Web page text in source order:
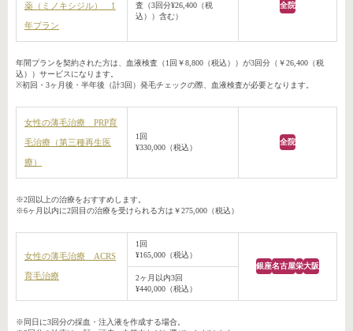
薬（ミノキシジル） 1
年プラン
査（3回分¥26,400（税
込））含む）
全院
年間プランを契約された方は、血液検査（1回￥8,800（税込））が3回分（￥26,400（税
込））サービスになります。
※初回・3ヶ月後・半年後（計3回）発毛チェックの際、血液検査が必要となります。
女性の薄毛治療 PRP育
毛治療（第三種再生医
療）
1回
¥330,000（税込）
全院
※2回以上の治療をおすすめします。
※6ヶ月以内に2回目の治療を受けられる方は￥275,000（税込）
女性の薄毛治療 ACRS
育毛治療
1回
¥165,000（税込）
銀座名古屋栄大阪
2ヶ月以内3回
¥440,000（税込）
※同日に3回分の採血・注入液を作成する場合。